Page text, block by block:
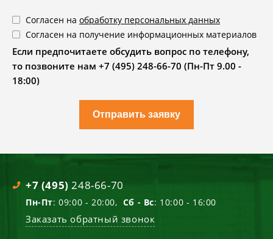
Согласен на обработку персональных данных
Согласен на получение информационных материалов
Если предпочитаете обсудить вопрос по телефону,
то позвоните нам +7 (495) 248-66-70 (Пн-Пт 9.00 -
18:00)
Отправить заявку
+7 (495) 248-66-70
Пн-Пт: 09:00 - 20:00, Сб - Вс: 10:00 - 16:00
Заказать обратный звонок